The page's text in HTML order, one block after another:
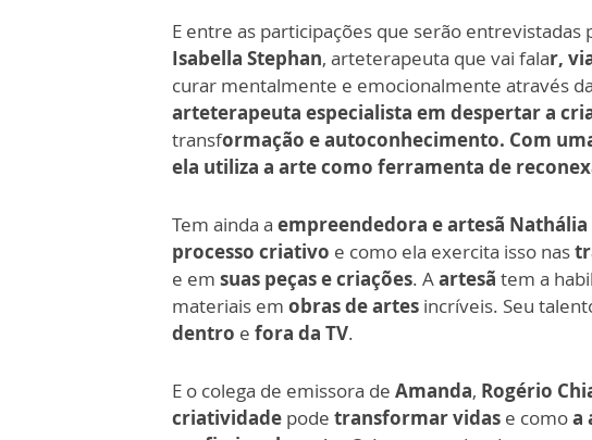
E entre as participações que serão entrevistadas
Isabella Stephan, arteterapeuta que vai falar,
curar mentalmente e emocionalmente através da
arteterapeuta especialista em despertar a
transformação e autoconhecimento. Com
ela utiliza a arte como ferramenta de
Tem ainda a empreendedora e artesã Nathália
processo criativo e como ela exercita isso nas
e em suas peças e criações. Aartesã tem a
materiais em obras de artes incríveis. Seu
dentro e fora da TV.
E o colega de emissora de Amanda, Rogério
criatividade pode transformar vidas e comoa